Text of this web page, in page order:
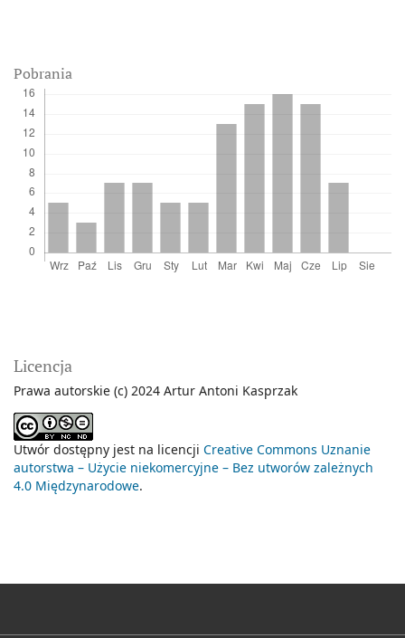
Pobrania
Licencja
Prawa autorskie (c) 2024 Artur Antoni Kasprzak
Utwór dostępny jest na licencji Creative Commons Uznanie
autorstwa – Użycie niekomercyjne – Bez utworów zależnych
4.0 Międzynarodowe.